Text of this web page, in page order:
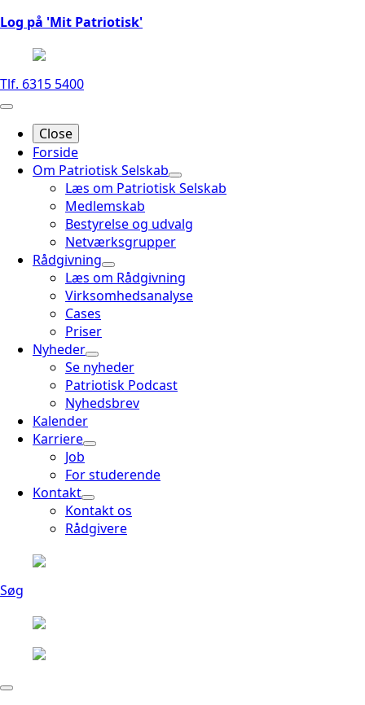
Log på 'Mit Patriotisk'
Tlf. 6315 5400
Close
Forside
Om Patriotisk Selskab
Læs om Patriotisk Selskab
Medlemskab
Bestyrelse og udvalg
Netværksgrupper
Rådgivning
Læs om Rådgivning
Virksomhedsanalyse
Cases
Priser
Nyheder
Se nyheder
Patriotisk Podcast
Nyhedsbrev
Kalender
Karriere
Job
For studerende
Kontakt
Kontakt os
Rådgivere
Søg